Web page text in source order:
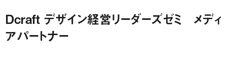
Dcraft デザイン経営リーダーズゼミ メディ
アパートナー